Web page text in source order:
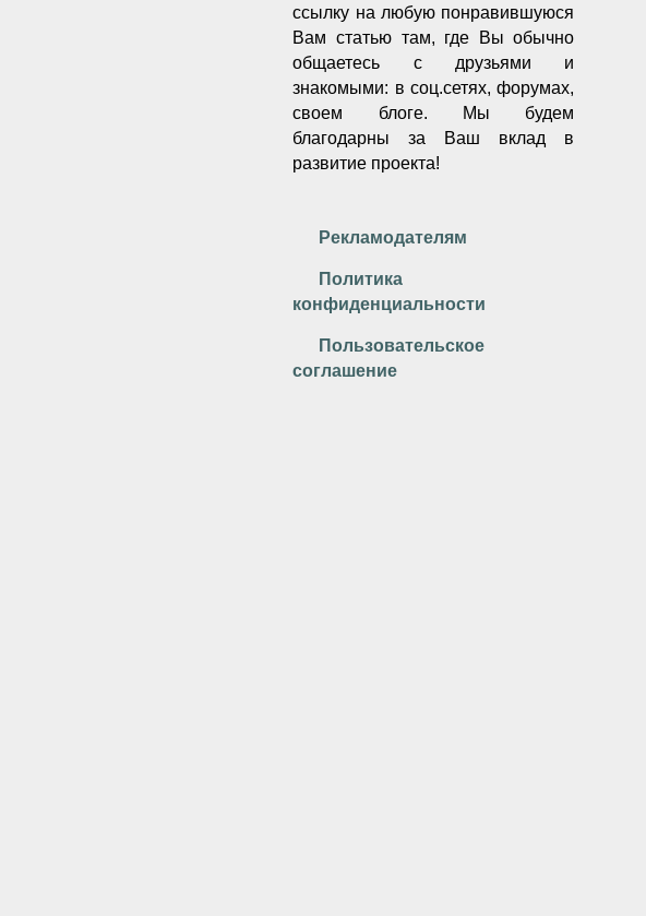
ссылку на любую понравившуюся
Вам статью там, где Вы обычно
общаетесь с друзьями и
знакомыми: в соц.сетях, форумах,
своем блоге. Мы будем
благодарны за Ваш вклад в
развитие проекта!
Рекламодателям
Политика
конфиденциальности
Пользовательское
соглашение